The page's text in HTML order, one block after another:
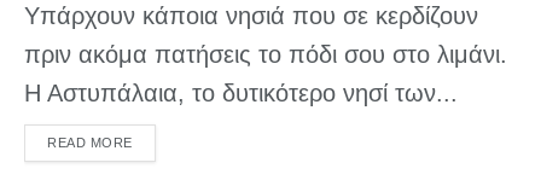
Υπάρχουν κάποια νησιά που σε κερδίζουν
πριν ακόμα πατήσεις το πόδι σου στο λιμάνι.
Η Αστυπάλαια, το δυτικότερο νησί των...
READ MOREDETAILS